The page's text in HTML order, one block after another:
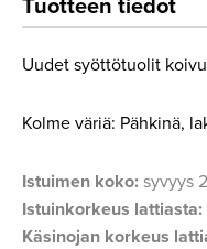
Tuotteen tiedot
Uudet syöttötuolit
Kolme väriä: Pähkinä,
Istuimen koko: syvyys
Istuinkorkeus lattiasta:
Käsinojan korkeus